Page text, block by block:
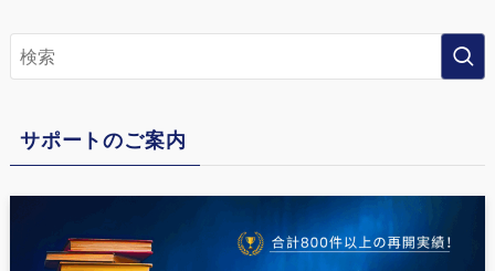
サポートのご案内